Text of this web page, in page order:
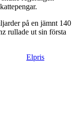
på en jämnt 140
rullade ut sin första
Elpris